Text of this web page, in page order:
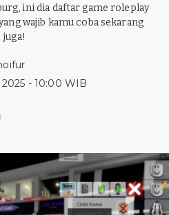
ini dia daftar game roleplay
wajib kamu coba sekarang
juga!
- 10:00 WIB